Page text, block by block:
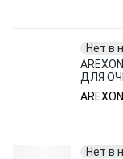
Нет в
ДЛЯ
Нет в